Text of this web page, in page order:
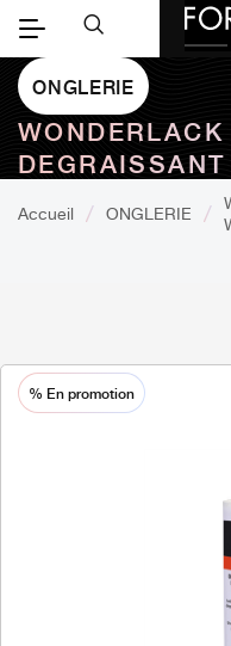
ONGLERIE
Accueil ONGLERIE
% En promotion